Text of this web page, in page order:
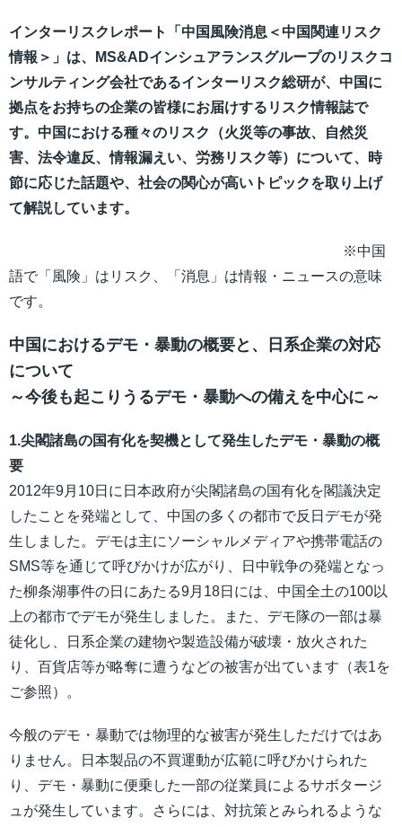
インターリスクレポート「中国風険消息＜中国関連リスク
情報＞」は、MS&ADインシュアランスグループのリスクコ
ンサルティング会社であるインターリスク総研が、中国に
拠点をお持ちの企業の皆様にお届けするリスク情報誌で
す。中国における種々のリスク（火災等の事故、自然災
害、法令違反、情報漏えい、労務リスク等）について、時
節に応じた話題や、社会の関心が高いトピックを取り上げ
て解説しています。
※中国
語で「風険」はリスク、「消息」は情報・ニュースの意味
です。
中国におけるデモ・暴動の概要と、日系企業の対応
について
～今後も起こりうるデモ・暴動への備えを中心に～
1.尖閣諸島の国有化を契機として発生したデモ・暴動の概
要
2012年9月10日に日本政府が尖閣諸島の国有化を閣議決定
したことを発端として、中国の多くの都市で反日デモが発
生しました。デモは主にソーシャルメディアや携帯電話の
SMS等を通じて呼びかけが広がり、日中戦争の発端となっ
た柳条湖事件の日にあたる9月18日には、中国全土の100以
上の都市でデモが発生しました。また、デモ隊の一部は暴
徒化し、日系企業の建物や製造設備が破壊・放火された
り、百貨店等が略奪に遭うなどの被害が出ています（表1を
ご参照）。
今般のデモ・暴動では物理的な被害が発生しただけではあ
りません。日本製品の不買運動が広範に呼びかけられた
り、デモ・暴動に便乗した一部の従業員によるサボタージ
ュが発生しています。さらには、対抗策とみられるような